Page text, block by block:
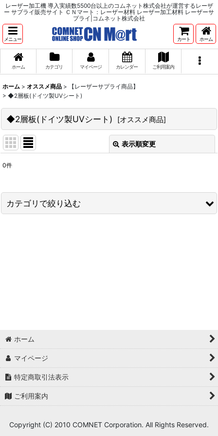
レーザー加工機 導入実績数5500台以上のコムネット株式会社が運営するレーザ
ー サプライ販売サイト ＣＮマート：レーザー材料 レーザー加工材料 レーザーサ
プライ|コムネット株式会社
メニュー カート ホーム
ホーム カテゴリ マイページ カレンダー ご利用案内
ホーム > オススメ商品 >
【レーザーサプライ商品】
> ◆2層板(ドイツ製UVシート)
◆2層板(ドイツ製UVシート) [オススメ商品]
表示順変更
並び順:
0件
カテゴリで絞り込む
◆MDF板
◆アクリル板
◆レーザーホイル(箔押し風シート)
◆木製品
ホーム
マイページ
特定商取引法表示
ご利用案内
Copyright (C) 2010 COMNET Corporation. All Rights Reserved.